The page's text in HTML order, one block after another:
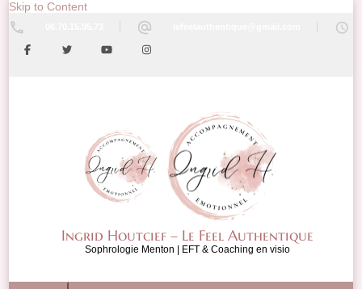
Skip to Content
Ingrid Houtcief – Le Feel Authentique
Sophrologie Menton | EFT & Coaching en visio